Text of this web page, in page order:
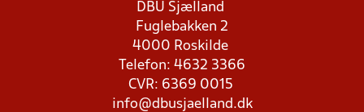
DBU Sjælland
Fuglebakken 2
4000 Roskilde
Telefon: 4632 3366
CVR: 6369 0015
info@dbusjaelland.dk